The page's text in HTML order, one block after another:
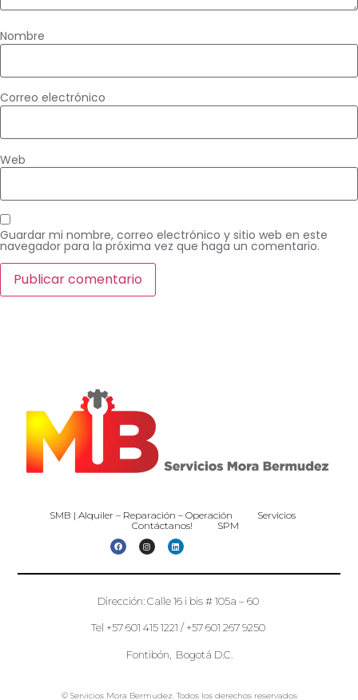
Nombre
Correo electrónico
Web
Guardar mi nombre, correo electrónico y sitio web en este
navegador para la próxima vez que haga un comentario.
SMB | Alquiler – Reparación – Operación
Servicios
Contáctanos!
SPM
Dirección: Calle 16 i bis # 105a – 60
Tel +57 601 415 1221 / +57 601 267 9250
Fontibón, Bogotá D.C.
© Servicios Mora Bermudez. Todos los derechos reservados